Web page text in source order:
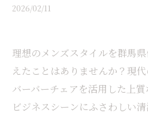
2026/02/11
理想のメンズスタイルを群馬
えたことはありませんか？現代
バーバーチェアを活用した上質
ビジネスシーンにふさわしい